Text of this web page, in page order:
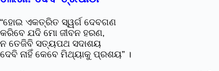
“ହୋଇ ଏକତ୍ରିତ ସ୍ୱର୍ଗ ଦେବଗଣ
କରିବେ ଯଦି ମୋ ଜୀବନ ହରଣ,
ନ ତେଜିବି ସତ୍ୟପଥ ସଦାଶୟ
ଦେବି ନାହିଁ କେବେ ମିଥ୍ୟାକୁ ପ୍ରଶୟ” ।